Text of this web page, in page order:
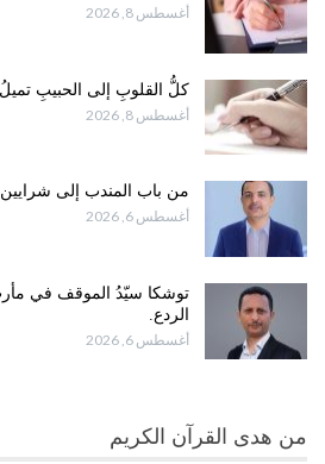
أغسطس 8, 2026
كلُّ القلوبِ إلى الحبيبِ تميلُ
أغسطس 8, 2026
من باب المندب إلى شرايين
أغسطس 6, 2026
توشكا سيّدُ الموقف في
الردع.
أغسطس 6, 2026
من هدى القرآن الكريم